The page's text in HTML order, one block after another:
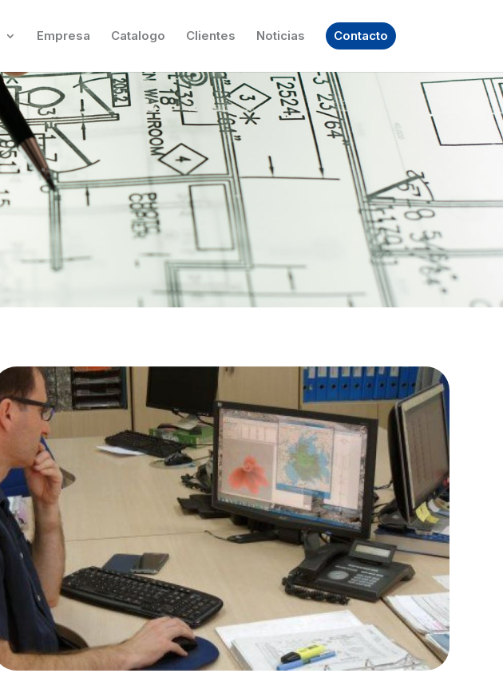
Empresa Catalogo Clientes Noticias Contacto